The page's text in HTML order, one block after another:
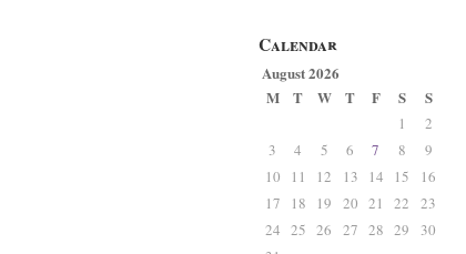
Calendar
August 2026
M
T W T F S S
1
2
3
4 5 6 7 8
9
10
11 12 13 14 15
16
17
18 19 20 21 22
23
24 25 26 27 28 29
30